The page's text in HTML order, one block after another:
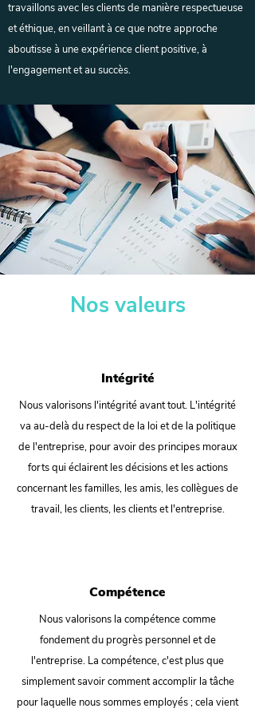
travaillons avec les clients de manière respectueuse
et éthique, en veillant à ce que notre approche
aboutisse à une expérience client positive, à
l'engagement et au succès.
Nos valeurs
Intégrité
Nous valorisons l'intégrité avant tout. L'intégrité
va au-delà du respect de la loi et de la politique
de l'entreprise, pour avoir des principes moraux
forts qui éclairent les décisions et les actions
concernant les familles, les amis, les collègues de
travail, les clients, les clients et l'entreprise.
Compétence
Nous valorisons la compétence comme
fondement du progrès personnel et de
l'entreprise. La compétence, c'est plus que
simplement savoir comment accomplir la tâche
pour laquelle nous sommes employés ; cela vient